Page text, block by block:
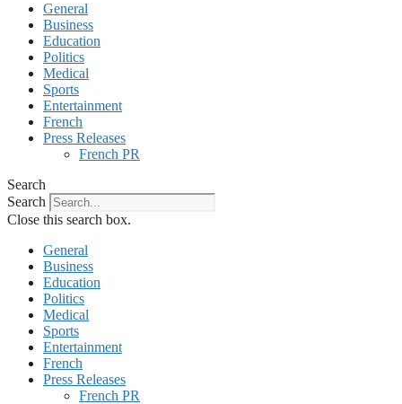
General
Business
Education
Politics
Medical
Sports
Entertainment
French
Press Releases
French PR
Search
Search
Close this search box.
General
Business
Education
Politics
Medical
Sports
Entertainment
French
Press Releases
French PR